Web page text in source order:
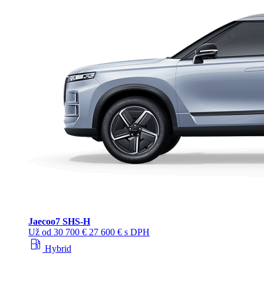
Jaecoo7 SHS-H
Už od 30 700 € 27 600 € s DPH
local_gas_station Hybrid